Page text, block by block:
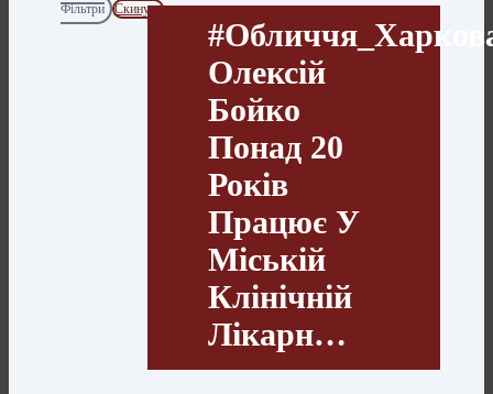
Фільтри
Скинути
Олексій
Бойко
Понад 20
Років
Працює У
Міській
Клінічній
Лікарн…